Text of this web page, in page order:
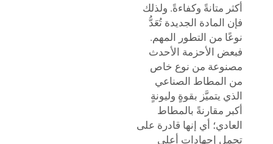
أكثر متانةً وكفاءةً. ولذلك
فإن المادة الجديدة تُعَدُّ
نوعًا من التطور المهم.
فبعض الأحزمة الأحدث
مصنوعة من نوع خاص
من المطاط الصناعي
الذي يتميَّز بقوةٍ وليونةٍ
أكبر مقارنةً بالمطاط
العادي؛ أي إنها قادرة على
تحمل إجهادات أعلى